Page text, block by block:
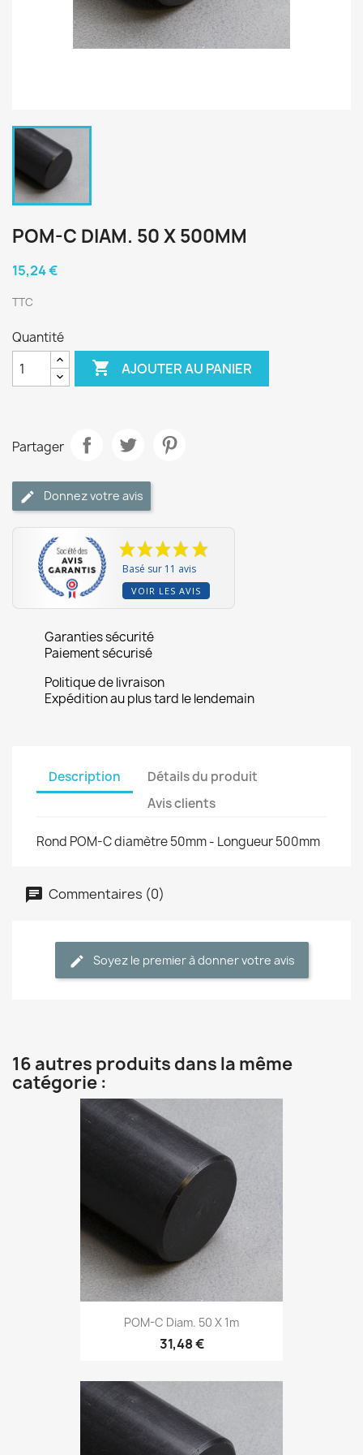
POM-C DIAM. 50 X 500MM
15,24 €
TTC
Quantité
 AJOUTER AU PANIER
Partager
Donnez votre avis
Basé sur 11 avis
VOIR LES AVIS
Garanties sécurité
Paiement sécurisé
Politique de livraison
Expédition au plus tard le lendemain
Description
Détails du produit
Avis clients
Rond POM-C diamètre 50mm - Longueur 500mm
Commentaires (0)
Soyez le premier à donner votre avis
16 autres produits dans la même
catégorie :
POM-C Diam. 50 X 1m
31,48 €